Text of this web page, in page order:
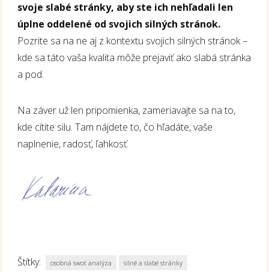
svoje slabé stránky, aby ste ich nehľadali len
úplne oddelené od svojich silných stránok.
Pozrite sa na ne aj z kontextu svojich silných stránok –
kde sa táto vaša kvalita môže prejaviť ako slabá stránka
a pod.
Na záver už len pripomienka, zameriavajte sa na to,
kde cítite silu. Tam nájdete to, čo hľadáte, vaše
naplnenie, radosť, ľahkosť.
Štítky: osobná swot analýza silné a slabé stránky